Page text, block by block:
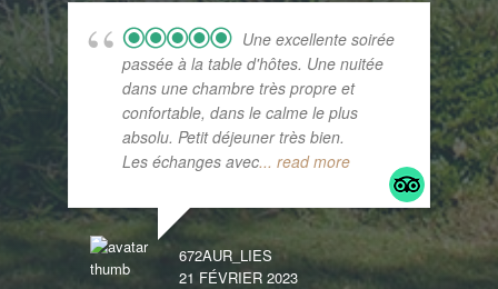
Une excellente soirée
passée à la table d'hôtes. Une nuitée
dans une chambre très propre et
confortable, dans le calme le plus
absolu. Petit déjeuner très bien.
Les échanges avec... read more
672AUR_LIES
21 FÉVRIER 2023